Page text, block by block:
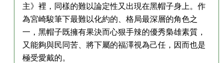
主》裡，同樣的難以論定性又出現在黑帽子身上。作
為宮崎駿筆下最難以化約的、格局最深層的角色之
一，黑帽子既擁有果決而心狠手辣的優秀梟雄素質，
又能夠與民同苦、將下屬的福澤視為己任，因而也是
極受愛戴的。